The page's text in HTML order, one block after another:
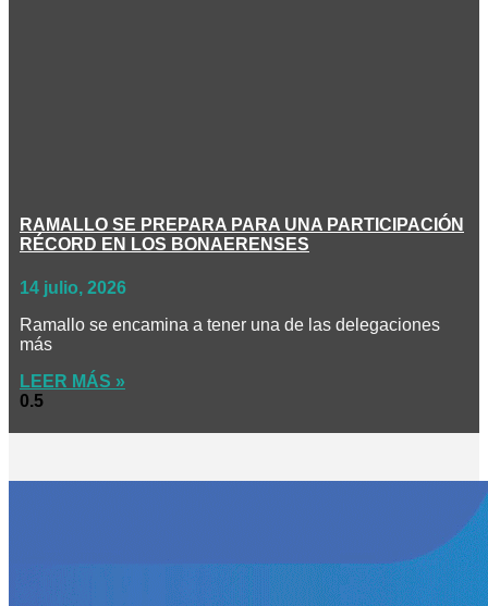
RAMALLO SE PREPARA PARA UNA PARTICIPACIÓN
RÉCORD EN LOS BONAERENSES
14 julio, 2026
Ramallo se encamina a tener una de las delegaciones
más
LEER MÁS »